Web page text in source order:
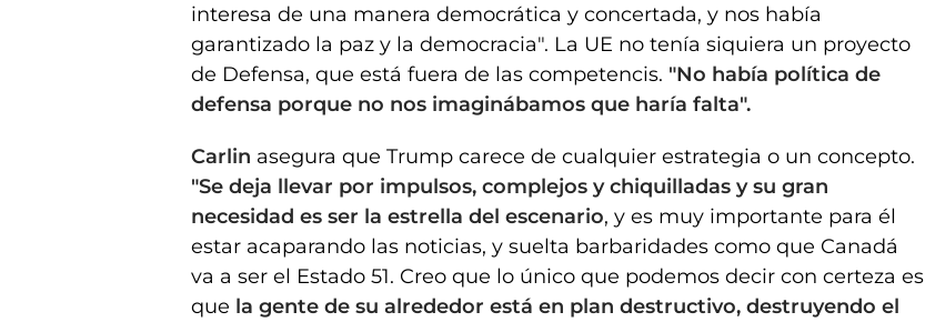
interesa de una manera democrática y concertada, y nos había
garantizado la paz y la democracia". La UE no tenía siquiera un proyecto
de Defensa, que está fuera de las competencis. "No había política de
defensa porque no nos imaginábamos que haría falta".
Carlin asegura que Trump carece de cualquier estrategia o un concepto.
"Se deja llevar por impulsos, complejos y chiquilladas y su gran
necesidad es ser la estrella del escenario, y es muy importante para él
estar acaparando las noticias, y suelta barbaridades como que Canadá
va a ser el Estado 51. Creo que lo único que podemos decir con certeza es
que la gente de su alrededor está en plan destructivo, destruyendo el